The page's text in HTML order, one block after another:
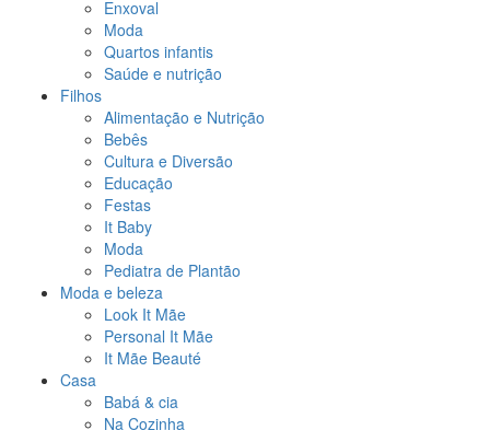
Enxoval
Moda
Quartos infantis
Saúde e nutrição
Filhos
Alimentação e Nutrição
Bebês
Cultura e Diversão
Educação
Festas
It Baby
Moda
Pediatra de Plantão
Moda e beleza
Look It Mãe
Personal It Mãe
It Mãe Beauté
Casa
Babá & cia
Na Cozinha